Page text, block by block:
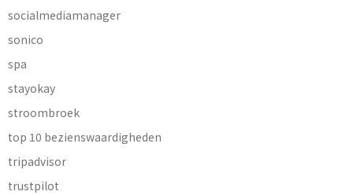
socialmediamanager
sonico
spa
stayokay
stroombroek
top 10 bezienswaardigheden
tripadvisor
trustpilot